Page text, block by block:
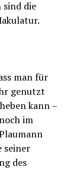
die
man für
genutzt
kann –
im
seiner
des